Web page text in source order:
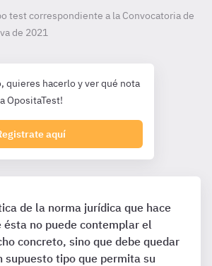
test correspondiente a la Convocatoria de
de 2021
quieres hacerlo y ver qué nota
OpositaTest!
aquí
de la norma jurídica que hace
ésta no puede contemplar el
concreto, sino que debe quedar
supuesto tipo que permita su